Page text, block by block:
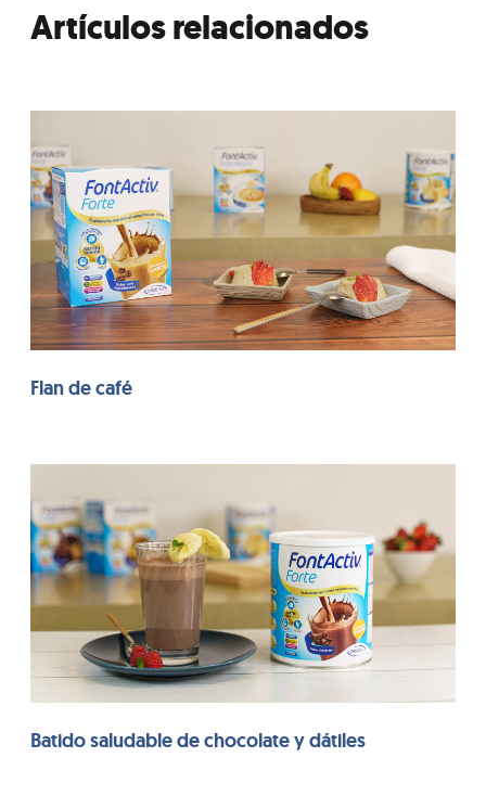
Artículos relacionados
Flan de café
Batido saludable de chocolate y dátiles